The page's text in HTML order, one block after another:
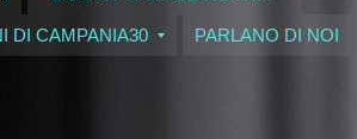
DI CAMPANIA30 PARLANO DI NOI